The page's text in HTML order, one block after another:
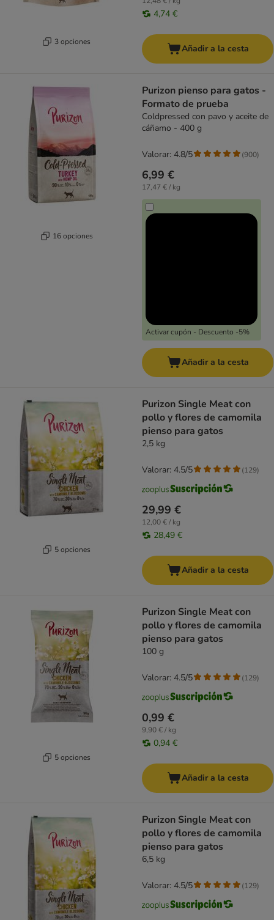
3 opciones
4,74 €
Añadir a la cesta
16 opciones
Purizon pienso para gatos -
Formato de prueba
Coldpressed con pavo y aceite de
cáñamo - 400 g
6,99 €
17,47 € / kg
Activar cupón - Descuento -5%
Valorar: 4.8/5 (900)
Añadir a la cesta
5 opciones
Purizon Single Meat con
pollo y flores de camomila
pienso para gatos
2,5 kg
29,99 €
12,00 € / kg
28,49 €
Valorar: 4.5/5 (129)
Añadir a la cesta
5 opciones
Purizon Single Meat con
pollo y flores de camomila
pienso para gatos
100 g
0,99 €
9,90 € / kg
0,94 €
Valorar: 4.5/5 (129)
Añadir a la cesta
Purizon Single Meat con
pollo y flores de camomila
pienso para gatos
6,5 kg
Valorar: 4.5/5 (129)